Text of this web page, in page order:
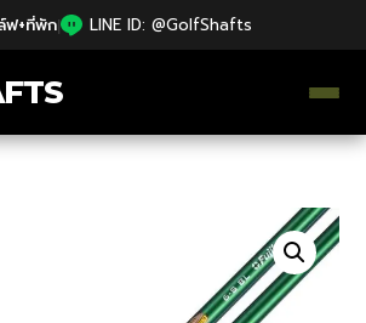
ฟ+ที่พัก| LINE ID: @GolfShafts